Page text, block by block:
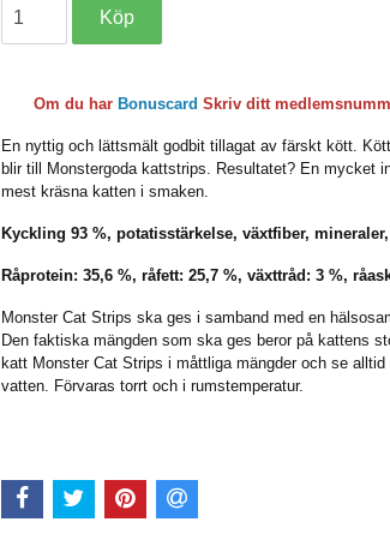
Om du har Bonuscard Skriv ditt
En nyttig och lättsmält godbit tillagat av färskt kött.
blir till Monstergoda kattstrips. Resultatet? En mycket
mest kräsna katten i smaken.
Kyckling 93 %, potatisstärkelse, växtfiber,
Råprotein: 35,6 %, råfett: 25,7 %, växttråd: 3 %,
Monster Cat Strips ska ges i samband med en
Den faktiska mängden som ska ges beror på kattens
katt Monster Cat Strips i måttliga mängder och se
vatten. Förvaras torrt och i rumstemperatur.